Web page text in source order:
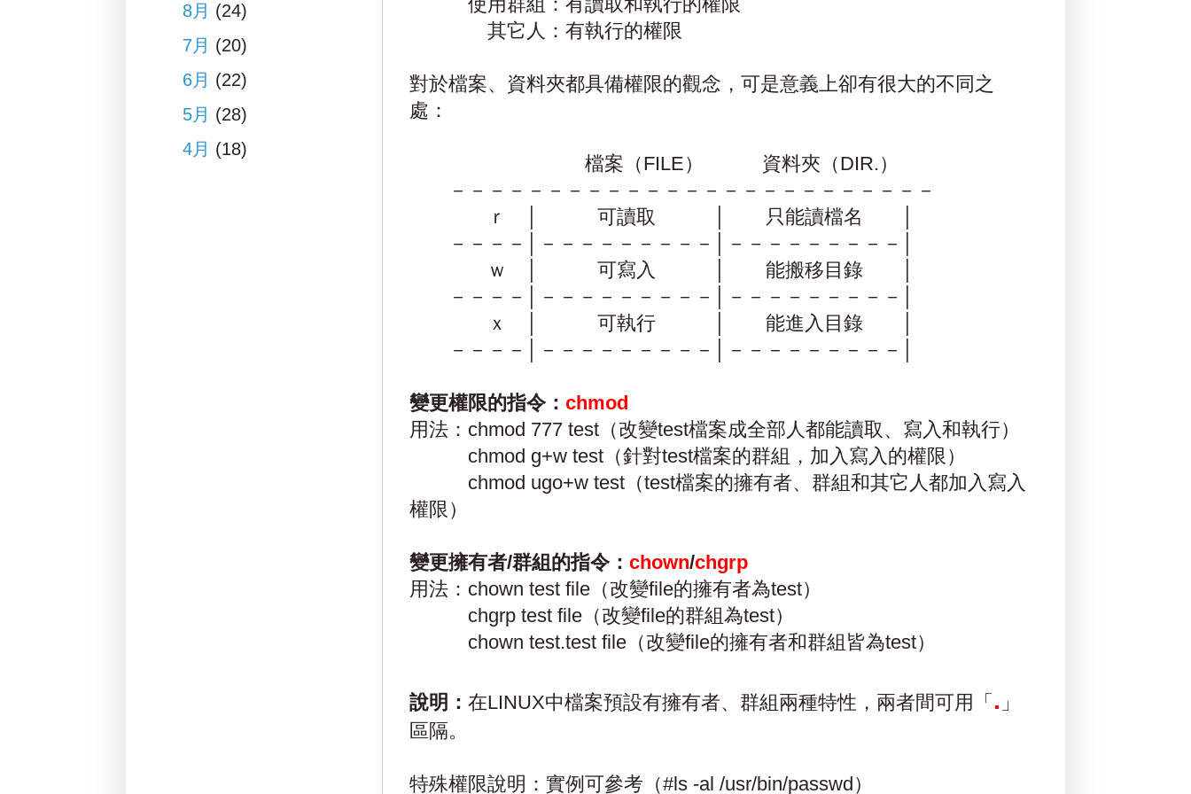
其它人：有執行的權限
對於檔案、資料夾都具備權限的觀念，可是意義上卻有很大的不同之
處：
檔案（FILE） 資料夾（DIR.）
－－－－－－－－－－－－－－－－－－－－－－－－－
ｒ │ 可讀取 │ 只能讀檔名 │
－－－－│－－－－－－－－－│－－－－－－－－－│
ｗ │ 可寫入 │ 能搬移目錄 │
－－－－│－－－－－－－－－│－－－－－－－－－│
ｘ │ 可執行 │ 能進入目錄 │
－－－－│－－－－－－－－－│－－－－－－－－－│
變更權限的指令： chmod
用法：chmod 777 test（改變test檔案成全部人都能讀取、寫入和執行）
chmod g+w test（針對test檔案的群組，加入寫入的權限）
chmod ugo+w test（test檔案的擁有者、群組和其它人都加入寫入
權限）
變更擁有者/群組的指令： chown/chgrp
用法：chown test file（改變file的擁有者為test）
chgrp test file（改變file的群組為test）
chown test.test file（改變file的擁有者和群組皆為test）
說明： 在LINUX中檔案預設有擁有者、群組兩種特性，兩者間可用「 . 」
區隔。
特殊權限說明：實例可參考（#ls -al /usr/bin/passwd）
8月 (24)
7月 (20)
6月 (22)
5月 (28)
4月 (18)